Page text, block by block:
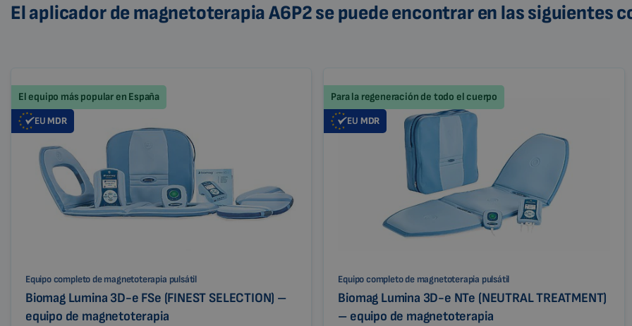
El aplicador de magnetoterapia A6P2 se puede encontrar en las siguientes
El equipo más popular en España
EUMDR
Equipo completo de magnetoterapia pulsátil
Biomag Lumina 3D-e FSe (FINEST SELECTION) –
equipo de magnetoterapia
Para la regeneración de todo el cuerpo
EU MDR
Equipo completo de magnetoterapia pulsátil
Biomag Lumina 3D-e NTe (NEUTRAL TREATMENT)
– equipo de magnetoterapia